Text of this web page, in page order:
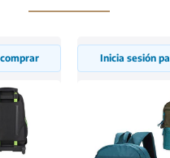
Inicia sesión